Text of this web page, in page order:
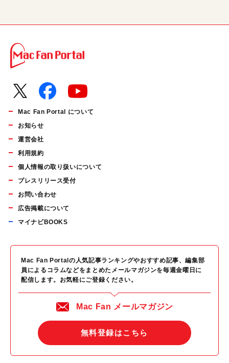
Mac Fan Portal について
お知らせ
運営会社
利用規約
個人情報の取り扱いについて
プレスリリース受付
お問い合わせ
広告掲載について
マイナビBOOKS
Mac Fan Portalの人気記事ランキングやおすすめ記事、編集部
員によるコラムなどをまとめたメールマガジンを毎週金曜日に
配信します。お気軽にご登録ください。
Mac Fan メールマガジン
無料登録はこちら